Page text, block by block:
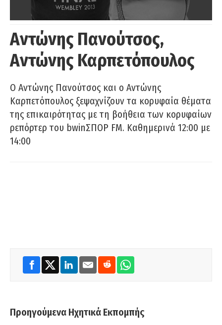
Αντώνης Πανούτσος,
Αντώνης Καρπετόπουλος
Ο Αντώνης Πανούτσος και ο Αντώνης
Καρπετόπουλος ξεψαχνίζουν τα κορυφαία θέματα
της επικαιρότητας με τη βοήθεια των κορυφαίων
ρεπόρτερ του bwinΣΠΟΡ FM. Καθημερινά 12:00 με
14:00
Προηγούμενα Ηχητικά Εκπομπής